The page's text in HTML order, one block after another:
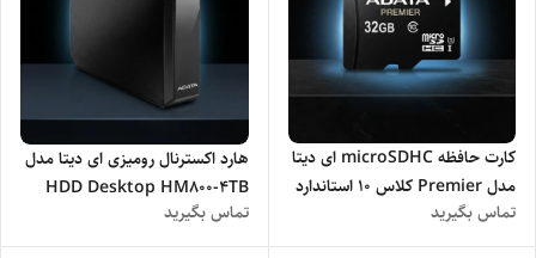
کارت حافظه‌ microSDHC ای دیتا
مدل Premier کلاس 10 استاندارد
با آداپتور SD ظرفیت 32 گیگابایت
تماس بگیرید
هارد اکسترنال رومیزی ای دیتا مدل
HDD Desktop HM800-4TB
تماس بگیرید